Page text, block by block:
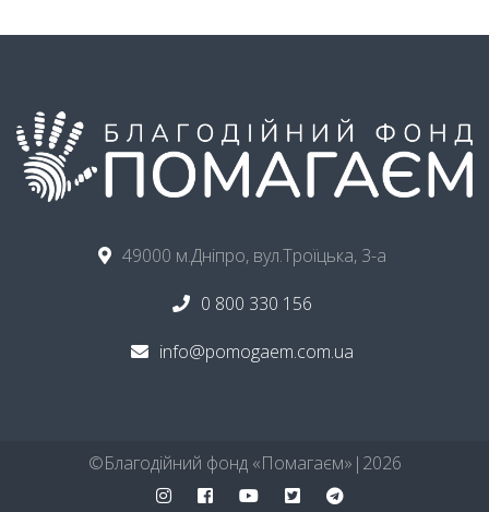
49000 м.Дніпро, вул.Троїцька, 3-а
0 800 330 156
info@pomogaem.com.ua
©ㅤБлагодійний фонд «Помагаєм»ㅤ|ㅤ 2026